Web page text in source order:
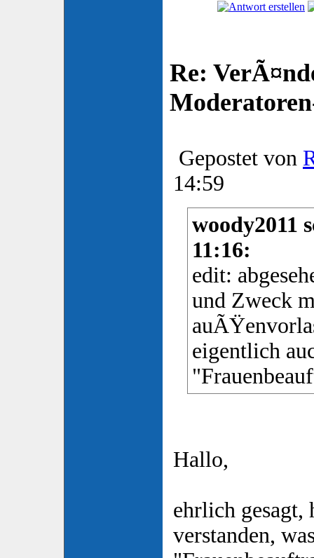
Re:
Gepostet von
14:59
woody2011
11:16:
edit:
und Zweck
eigentlich
Hallo,
ehrlich
verstanden,